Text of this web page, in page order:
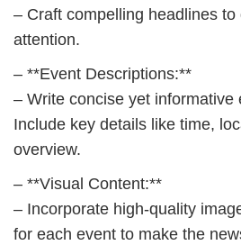
– Craft compelling headlines to
attention.
– **Event Descriptions:**
– Write concise yet informative
Include key details like time,
overview.
– **Visual Content:**
– Incorporate high-quality
for each event to make the